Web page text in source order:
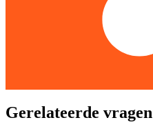
Gerelateerde vragen